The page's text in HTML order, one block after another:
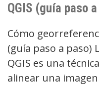
QGIS (guía paso
Cómo
(guía paso a paso)
QGIS es una
alinear una